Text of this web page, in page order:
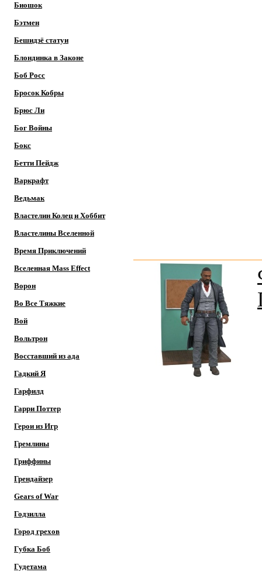
Биошок
Бэтмен
Бешидзё статуи
Блондинка в Законе
Боб Росс
Бросок Кобры
Брюс Ли
Бог Войны
Бокс
Бетти Пейдж
Варкрафт
Ведьмак
Властелин Колец и Хоббит
Властелины Вселенной
Время Приключений
Вселенная Mass Effect
Ворон
Во Все Тяжкие
Вой
Вольтрон
Восставший из ада
Гадкий Я
Гарфилд
Гарри Поттер
Герои из Игр
Гремлины
Гриффины
Грендайзер
Gears of War
Годзилла
Город грехов
Губка Боб
Гудетама